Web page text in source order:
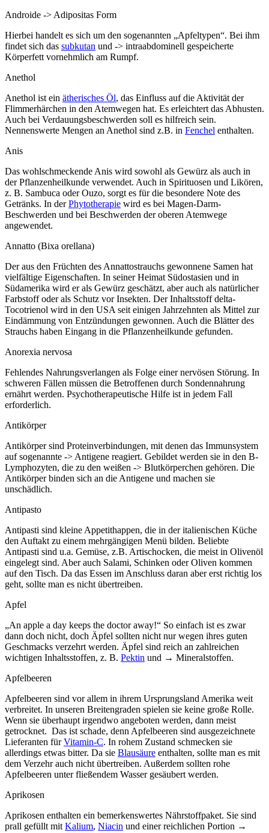
Androide -> Adipositas Form
Hierbei handelt es sich um den sogenannten „Apfeltypen“. Bei ihm
findet sich das subkutan und -> intraabdominell gespeicherte
Körperfett vornehmlich am Rumpf.
Anethol
Anethol ist ein ätherisches Öl, das Einfluss auf die Aktivität der
Flimmerhärchen in den Atemwegen hat. Es erleichtert das Abhusten.
Auch bei Verdauungsbeschwerden soll es hilfreich sein.
Nennenswerte Mengen an Anethol sind z.B. in Fenchel enthalten.
Anis
Das wohlschmeckende Anis wird sowohl als Gewürz als auch in
der Pflanzenheilkunde verwendet. Auch in Spirituosen und Likören,
z. B. Sambuca oder Ouzo, sorgt es für die besondere Note des
Getränks. In derPhytotherapie wird es bei Magen-Darm-
Beschwerden und bei Beschwerden der oberen Atemwege
angewendet.
Annatto (Bixa orellana)
Der aus den Früchten des Annattostrauchs gewonnene Samen hat
vielfältige Eigenschaften. In seiner Heimat Südostasien und in
Südamerika wird er als Gewürz geschätzt, aber auch als natürlicher
Farbstoff oder als Schutz vor Insekten. Der Inhaltsstoff delta-
Tocotrienol wird in den USA seit einigen Jahrzehnten als Mittel zur
Eindämmung von Entzündungen gewonnen. Auch die Blätter des
Strauchs haben Eingang in die Pflanzenheilkunde gefunden.
Anorexia nervosa
Fehlendes Nahrungsverlangen als Folge einer nervösen Störung. In
schweren Fällen müssen die Betroffenen durch Sondennahrung
ernährt werden. Psychotherapeutische Hilfe ist in jedem Fall
erforderlich.
Antikörper
Antikörper sind Proteinverbindungen, mit denen das Immunsystem
auf sogenannte -> Antigene reagiert. Gebildet werden sie in den B-
Lymphozyten, die zu den weißen -> Blutkörperchen gehören. Die
Antikörper binden sich an die Antigene und machen sie
unschädlich.
Antipasto
Antipasti sind kleine Appetithappen, die in der italienischen Küche
den Auftakt zu einem mehrgängigen Menü bilden. Beliebte
Antipasti sind u.a. Gemüse, z.B. Artischocken, die meist in Olivenöl
eingelegt sind. Aber auch Salami, Schinken oder Oliven kommen
auf den Tisch. Da das Essen im Anschluss daran aber erst richtig los
geht, sollte man es nicht übertreiben.
Apfel
„An apple a day keeps the doctor away!“ So einfach ist es zwar
dann doch nicht, doch Äpfel sollten nicht nur wegen ihres guten
Geschmacks verzehrt werden. Äpfel sind reich an zahlreichen
wichtigen Inhaltsstoffen, z. B. Pektin und → Mineralstoffen.
Apfelbeeren
Apfelbeeren sind vor allem in ihrem Ursprungsland Amerika weit
verbreitet. In unseren Breitengraden spielen sie keine große Rolle.
Wenn sie überhaupt irgendwo angeboten werden, dann meist
getrocknet. Das ist schade, denn Apfelbeeren sind ausgezeichnete
Lieferanten fürVitamin-C. In rohem Zustand schmecken sie
allerdings etwas bitter. Da sie Blausäure enthalten, sollte man es mit
dem Verzehr auch nicht übertreiben. Außerdem sollten rohe
Apfelbeeren unter fließendem Wasser gesäubert werden.
Aprikosen
Aprikosen enthalten ein bemerkenswertes Nährstoffpaket. Sie sind
prall gefüllt mit Kalium, Niacin und einer reichlichen Portion →